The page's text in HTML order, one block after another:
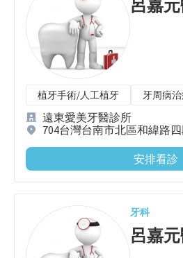
呂嘉元
植牙手術/人工植牙 牙周病
遠東愛美牙醫診所
704台灣台南市北區和緯路
安排看診
牙科
呂嘉元